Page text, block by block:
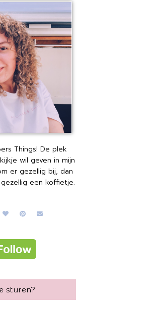
Things! De plek
wil geven in mijn
er gezellig bij, dan
een koffietje.
sturen?